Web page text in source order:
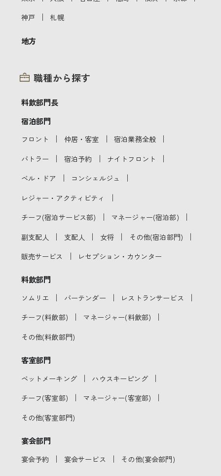
神戸 ｜ 札幌
地方
職種から探す
料飲部門長
宿泊部門
フロント ｜ 仲居・客室 ｜ 宿泊業務全般 ｜
バトラー ｜ 宿泊予約 ｜ ナイトフロント ｜
ベル・ドア ｜ コンシェルジュ ｜
レジャー・アクティビティ ｜
チーフ(宿泊サービス部) ｜ マネージャー(宿泊部) ｜
副支配人 ｜ 支配人 ｜ 女将 ｜ その他(宿泊部門) ｜
販売サービス ｜ レセプション・カウンター
料飲部門
ソムリエ ｜ バーテンダー ｜ レストランサービス ｜
チーフ(料飲部) ｜ マネージャー(料飲部) ｜
その他(料飲部門)
客室部門
ベットメーキング ｜ ハウスキーピング ｜
チーフ(客室部) ｜ マネージャー(客室部) ｜
その他(客室部門)
宴会部門
宴会予約 ｜ 宴会サービス ｜ その他(宴会部門)